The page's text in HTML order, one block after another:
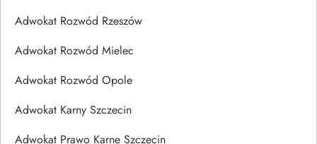
Adwokat Rozwód Rzeszów
Adwokat Rozwód Mielec
Adwokat Rozwód Opole
Adwokat Karny Szczecin
Adwokat Prawo Karne Szczecin